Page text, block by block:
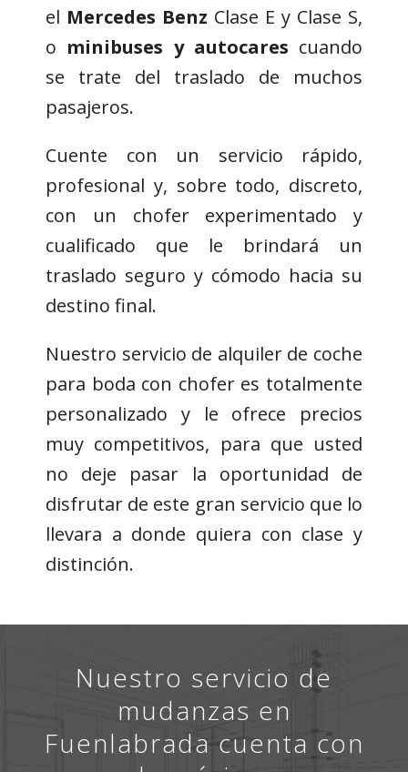
el Mercedes Benz Clase E y Clase S,
o minibuses y autocares cuando
se trate del traslado de muchos
pasajeros.
Cuente con un servicio rápido,
profesional y, sobre todo, discreto,
con un chofer experimentado y
cualificado que le brindará un
traslado seguro y cómodo hacia su
destino final.
Nuestro servicio de alquiler de coche
para boda con chofer es totalmente
personalizado y le ofrece precios
muy competitivos, para que usted
no deje pasar la oportunidad de
disfrutar de este gran servicio que lo
llevara a donde quiera con clase y
distinción.
Nuestro servicio de
mudanzas en
Fuenlabrada cuenta con